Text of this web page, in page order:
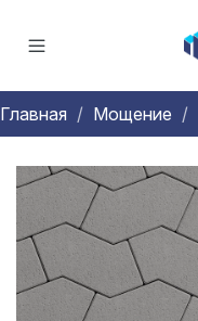
Главная Мощение